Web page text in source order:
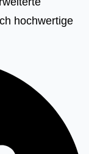
hochwertige